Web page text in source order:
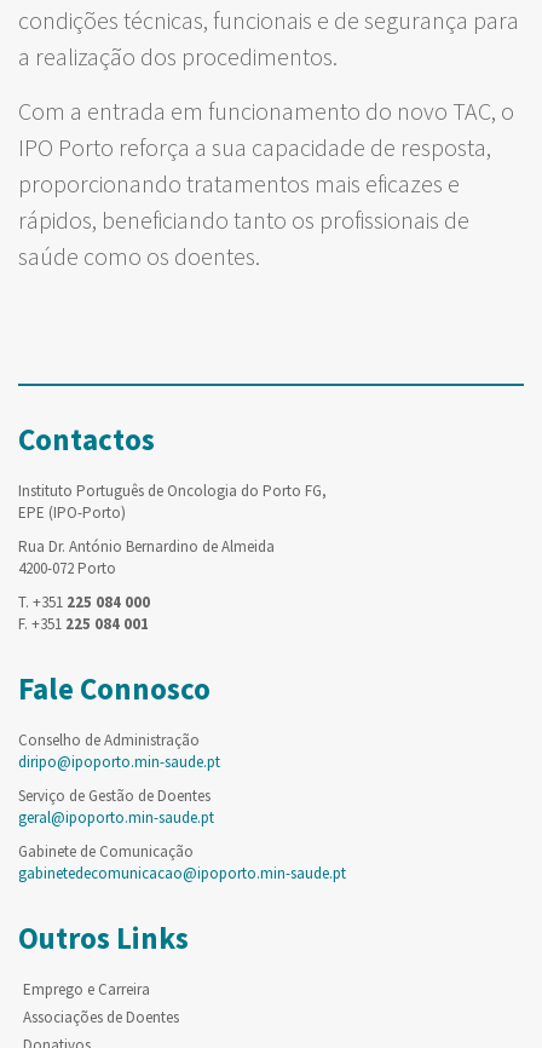
condições técnicas, funcionais e de segurança para
a realização dos procedimentos.
Com a entrada em funcionamento do novo TAC, o
IPO Porto reforça a sua capacidade de resposta,
proporcionando tratamentos mais eficazes e
rápidos, beneficiando tanto os profissionais de
saúde como os doentes.
Contactos
Instituto Português de Oncologia do Porto FG,
EPE (IPO-Porto)
Rua Dr. António Bernardino de Almeida
4200-072 Porto
T. +351 225 084 000
F. +351 225 084 001
Fale Connosco
Conselho de Administração
diripo@ipoporto.min-saude.pt
Serviço de Gestão de Doentes
geral@ipoporto.min-saude.pt
Gabinete de Comunicação
gabinetedecomunicacao@ipoporto.min-saude.pt
Outros Links
Emprego e Carreira
Associações de Doentes